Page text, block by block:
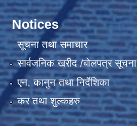
Notices
सूचना तथा समाचार
सार्वजनिक खरीद /बोलपत्र सूचना
एन, कानुन तथा निर्देशिका
कर तथा शुल्कहरु